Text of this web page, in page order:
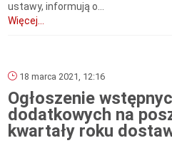
ustawy, informują o...
Więcej...
18 marca 2021, 12:16
Ogłoszenie
dodatkowych na
kwartały roku